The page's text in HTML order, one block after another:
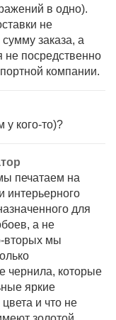
в одно).
не
заказа, а
не посредственно
компании.
кого-то)?
печатаем на
интерьерного
для
а не
вторых мы
чернила, которые
яркие
и что не